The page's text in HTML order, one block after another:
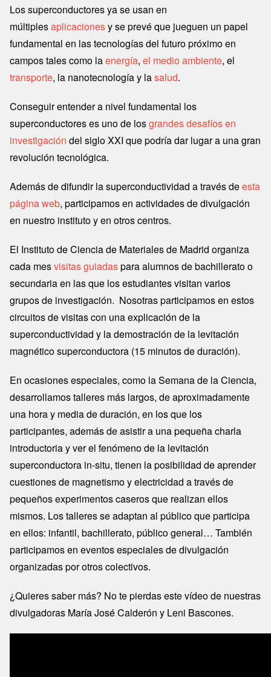
Los superconductores ya se usan en
múltiplesaplicacionesy se prevé que jueguen un papel
fundamental en las tecnologías del futuro próximo en
campos tales como laenergía, el medio ambiente, el
transporte, la nanotecnología y lasalud.
Conseguir entender a nivel fundamental los
superconductores es uno de losgrandes desafíos en
investigación del siglo XXI que podría dar lugar a una gran
revolución tecnológica.
Además de difundir la superconductividad a través deesta
página web, participamos en actividades de divulgación
en nuestro instituto y en otros centros.
El Instituto de Ciencia de Materiales de Madrid organiza
cada mesvisitas guiadaspara alumnos de bachillerato o
secundaria en las que los estudiantes visitan varios
grupos de investigación. Nosotras participamos en estos
circuitos de visitas con una explicación de la
superconductividad y la demostración de la levitación
magnético superconductora (15 minutos de duración).
En ocasiones especiales, como la Semana de la Ciencia,
desarrollamos talleres más largos, de aproximadamente
una hora y media de duración, en los que los
participantes, además de asistir a una pequeña charla
introductoria y ver el fenómeno de la levitación
superconductora in-situ, tienen la posibilidad de aprender
cuestiones de magnetismo y electricidad a través de
pequeños experimentos caseros que realizan ellos
mismos. Los talleres se adaptan al público que participa
en ellos: infantil, bachillerato, público general… También
participamos en eventos especiales de divulgación
organizadas por otros colectivos.
¿Quieres saber más? No te pierdas este vídeo de nuestras
divulgadoras María José Calderón y Leni Bascones.